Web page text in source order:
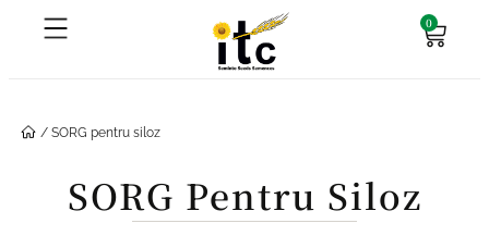
0
/ SORG pentru siloz
SORG Pentru Siloz